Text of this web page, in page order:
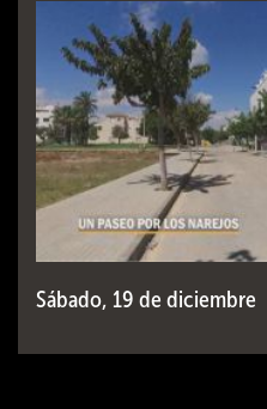
Sábado, 19 de diciembre